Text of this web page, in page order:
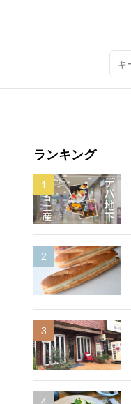
ランキング